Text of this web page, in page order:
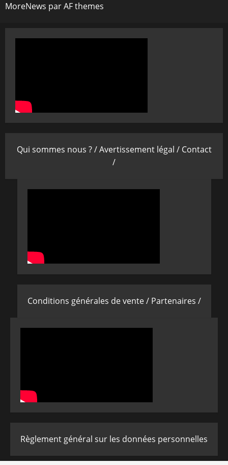
MoreNews par AF themes
Qui sommes nous ? /Avertissement légal / Contact
/
Conditions générales de vente / Partenaires /
Règlement général sur les données personnelles